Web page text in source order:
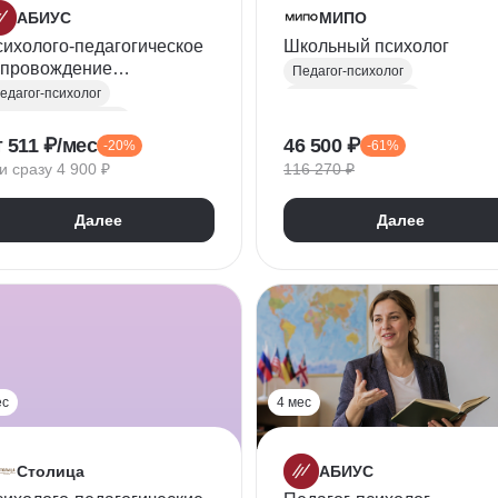
АБИУС
педагогическое
по ФГОС и
психолог
педагогика
с родителями
511 ₽/мес -20%
сразу 4 900 ₽
Далее
МИПО
Школьный психолог
Педагог-психолог
Психокоррекция
46 500 ₽ -61%
116 270 ₽
Далее
Столица
4 мес
АБИУС